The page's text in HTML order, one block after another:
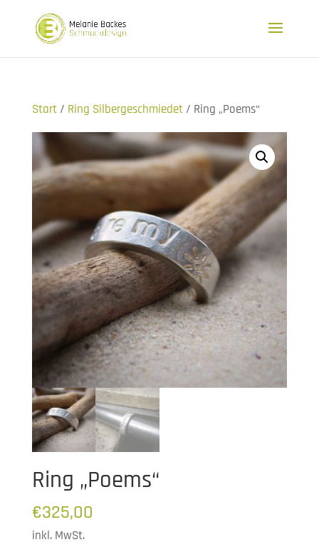
Start/ Ring Silbergeschmiedet/ Ring „Poems“
Ring „Poems“
€325,00
inkl. MwSt.